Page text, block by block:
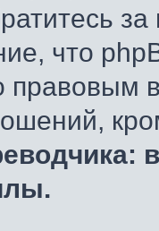
что
правовым